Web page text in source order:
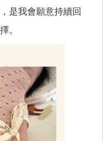
是我會願意持續回
。